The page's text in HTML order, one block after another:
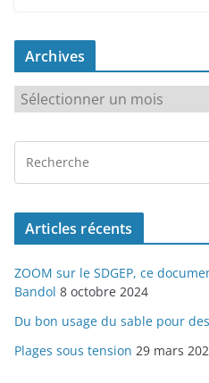
Archives
r
c
i
Articles récents
ZOOM sur le SDGEP, ce
Bandol 8 octobre 2024
Du bon usage du sable pour
Plages sous tension 29 mars